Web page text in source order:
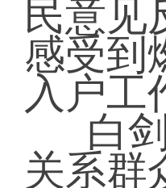
民意见
感受到
入户工
白
关系群